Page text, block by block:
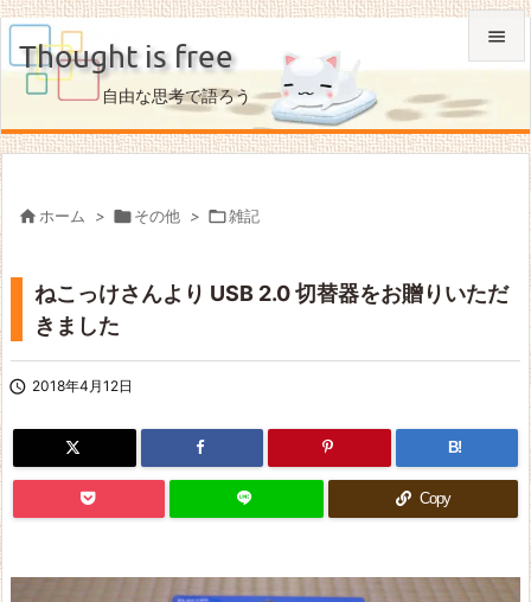
Thought is free
自由な思考で語ろう

メニュ

次へ
 ホーム > その他 > 雑記
ねこっけさんより USB 2.0 切替器をお贈りいただ
きました
 2018年4月12日
B!
Copy